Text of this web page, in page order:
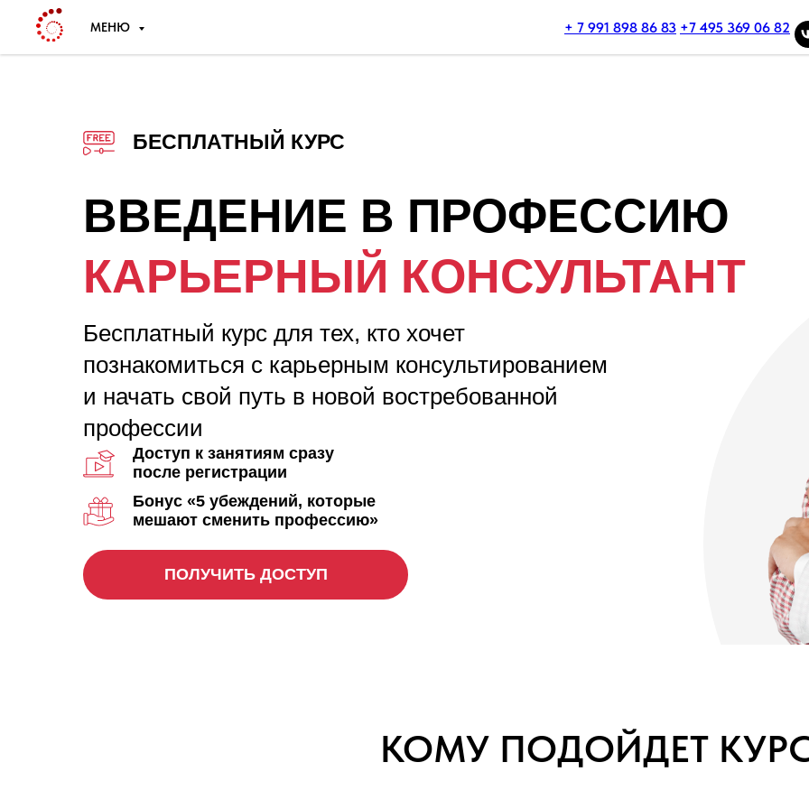
МЕНЮ + 7 991 898 86 83 +7 495 369 06 82
ВВЕДЕНИЕ В ПРОФЕССИЮ
КАРЬЕРНЫЙ КОНСУЛЬТАНТ
Бесплатный курс для тех, кто хочет
познакомиться с карьерным консультированием
и начать свой путь в новой востребованной
профессии
ПОЛУЧИТЬ ДОСТУП
Доступ к занятиям сразу
после регистрации
БЕСПЛАТНЫЙ КУРС
Бонус «5 убеждений, которые
мешают сменить профессию»
КОМУ ПОДОЙДЕТ